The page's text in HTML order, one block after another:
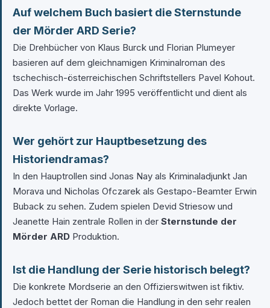
Auf welchem Buch basiert die Sternstunde
der Mörder ARD Serie?
Die Drehbücher von Klaus Burck und Florian Plumeyer
basieren auf dem gleichnamigen Kriminalroman des
tschechisch-österreichischen Schriftstellers Pavel Kohout.
Das Werk wurde im Jahr 1995 veröffentlicht und dient als
direkte Vorlage.
Wer gehört zur Hauptbesetzung des
Historiendramas?
In den Hauptrollen sind Jonas Nay als Kriminaladjunkt Jan
Morava und Nicholas Ofczarek als Gestapo-Beamter Erwin
Buback zu sehen. Zudem spielen Devid Striesow und
Jeanette Hain zentrale Rollen in der Sternstunde der
Mörder ARD Produktion.
Ist die Handlung der Serie historisch belegt?
Die konkrete Mordserie an den Offizierswitwen ist fiktiv.
Jedoch bettet der Roman die Handlung in den sehr realen